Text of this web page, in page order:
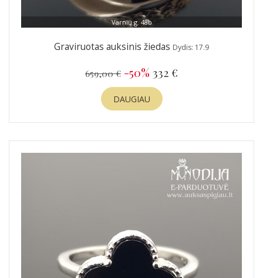
Varnių g. 48b
Graviruotas auksinis žiedas Dydis: 17.9
659,00 € -50% 332 €
DAUGIAU